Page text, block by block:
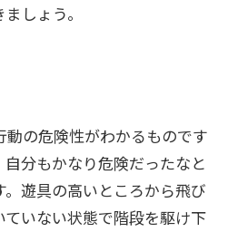
しょう。
の危険性がわかるものです
分もかなり危険だったなと
遊具の高いところから飛び
いない状態で階段を駆け下